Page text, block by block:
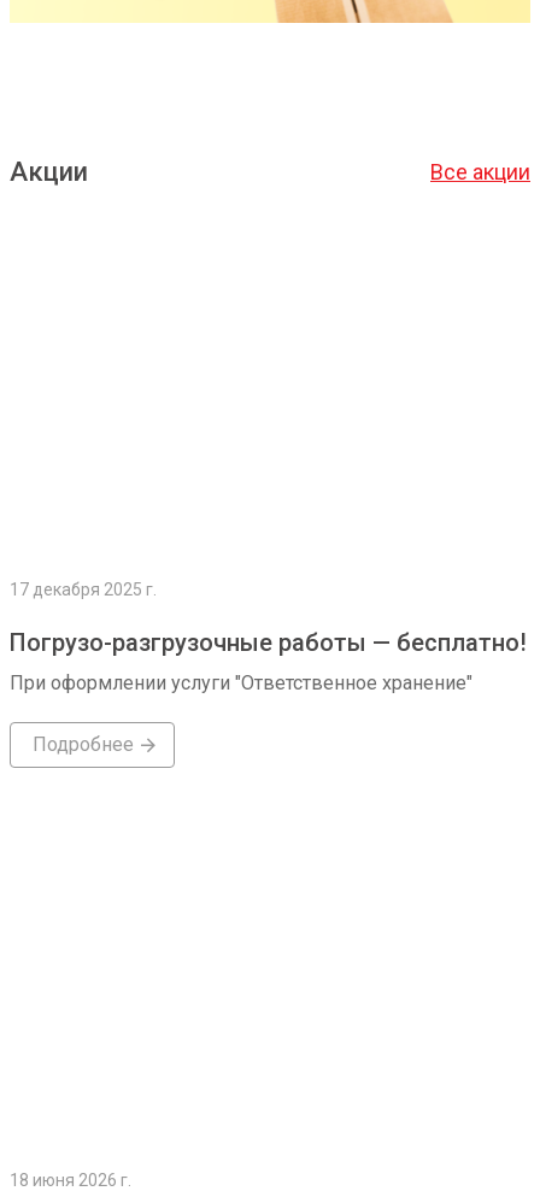
Акции Все акции
17 декабря 2025 г.
Погрузо-разгрузочные работы — бесплатно!
При оформлении услуги "Ответственное хранение"
Подробнее
18 июня 2026 г.